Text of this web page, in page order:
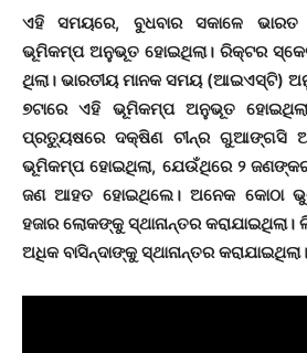
ଏହି ସମୟରେ, ବୁଧବାର ସକାଳେ
ଭୂମିକମ୍ପ ଅନୁଭୂତ ହୋଇଥିଲା। ରିକ୍ଟର
ଥିଲା। ଭାରତୀୟ ମାନକ ସମୟ (ଆଇଏସ୍‌ଟି)
୭ଟାରେ ଏହି ଭୂମିକମ୍ପ ଅନୁଭୂତ
ପ୍ରତ୍ୟୁଷରେ ଦକ୍ଷିଣ ଚୀନ୍‌ର ଗୁଆଙ୍ଗସି
ଭୂମିକମ୍ପ ହୋଇଥିଲା, ଯେଉଁଥିରେ ୨
ଜଣ ଆହତ ହୋଇଥିଲେ। ଅନେକ କୋଠା
ହଜାର ଲୋକଙ୍କୁ ସ୍ଥାନାନ୍ତର
ଅଧିକ ବାସିନ୍ଦାଙ୍କୁ ସ୍ଥାନାନ୍ତର କରାଯାଇଥିଲା।